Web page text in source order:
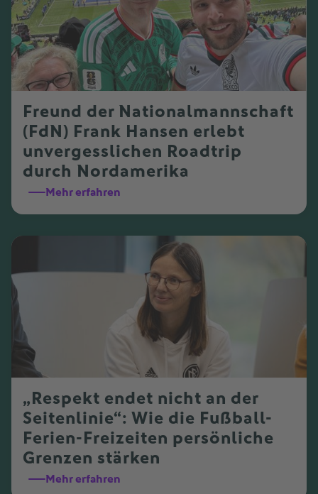
Freund der Nationalmannschaft
(FdN) Frank Hansen erlebt
unvergesslichen Roadtrip
durch Nordamerika
Mehr erfahren
„Respekt endet nicht an der
Seitenlinie“: Wie die Fußball-
Ferien-Freizeiten persönliche
Grenzen stärken
Mehr erfahren